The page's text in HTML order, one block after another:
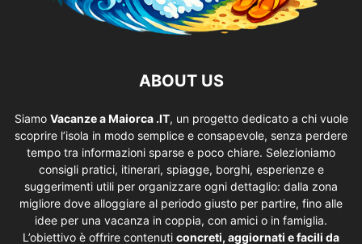
ABOUT US
Siamo Vacanze a Maiorca .IT, un progetto dedicato a chi vuole
scoprire l’isola in modo semplice e consapevole, senza perdere
tempo tra informazioni sparse e poco chiare. Selezioniamo
consigli pratici, itinerari, spiagge, borghi, esperienze e
suggerimenti utili per organizzare ogni dettaglio: dalla zona
migliore dove alloggiare al periodo giusto per partire, fino alle
idee per una vacanza in coppia, con amici o in famiglia.
L’obiettivo è offrire contenuti concreti, aggiornati e facili da